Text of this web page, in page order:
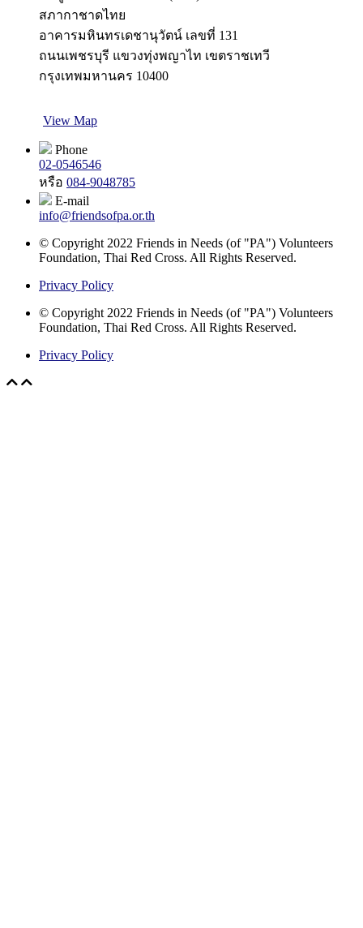
สภากาชาดไทย
อาคารมหินทรเดชานุวัตน์ เลขที่ 131
ถนนเพชรบุรี แขวงทุ่งพญาไท เขตราชเทวี
กรุงเทพมหานคร 10400
View Map
Phone
02-0546546
หรือ 084-9048785
E-mail
info@friendsofpa.or.th
© Copyright 2022 Friends in Needs (of "PA") Volunteers
Foundation, Thai Red Cross. All Rights Reserved.
Privacy Policy
© Copyright 2022 Friends in Needs (of "PA") Volunteers
Foundation, Thai Red Cross. All Rights Reserved.
Privacy Policy